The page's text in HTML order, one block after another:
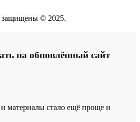
защищены © 2025.
на обновлённый сайт
материалы стало ещё проще и